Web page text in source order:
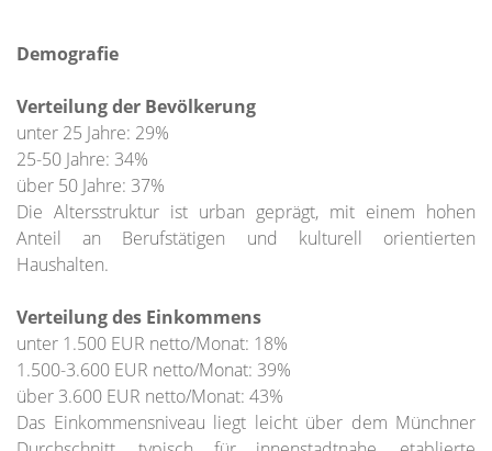
Demografie
Verteilung der Bevölkerung
unter 25 Jahre: 29%
25-50 Jahre: 34%
über 50 Jahre: 37%
Die Altersstruktur ist urban geprägt, mit einem hohen
Anteil an Berufstätigen und kulturell orientierten
Haushalten.
Verteilung des Einkommens
unter 1.500 EUR netto/Monat: 18%
1.500-3.600 EUR netto/Monat: 39%
über 3.600 EUR netto/Monat: 43%
Das Einkommensniveau liegt leicht über dem Münchner